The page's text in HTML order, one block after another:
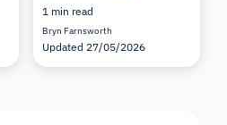
1 min read
Bryn Farnsworth
Updated 27/05/2026